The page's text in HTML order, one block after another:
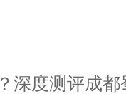
深度测评成